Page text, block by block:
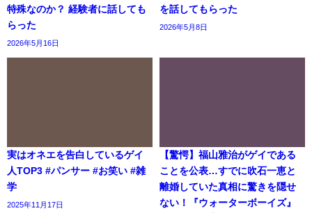
特殊なのか？ 経験者に話しても
らった
2026年5月16日
を話してもらった
2026年5月8日
実はオネエを告白しているゲイ
人TOP3 #パンサー #お笑い #雑
学
2025年11月17日
【驚愕】福山雅治がゲイである
ことを公表…すでに吹石一恵と
離婚していた真相に驚きを隠せ
ない！『ウォーターボーイズ』